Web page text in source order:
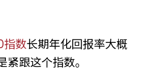
指数长期年化回报率大概
跟这个指数。